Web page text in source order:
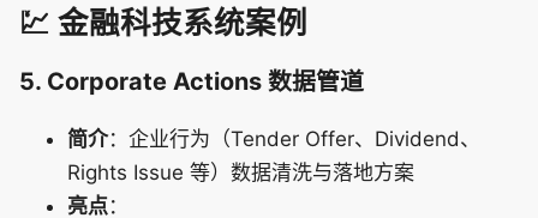
💹 金融科技系统案例
5. Corporate Actions 数据管道
简介：企业行为（Tender Offer、Dividend、
Rights Issue 等）数据清洗与落地方案
亮点：